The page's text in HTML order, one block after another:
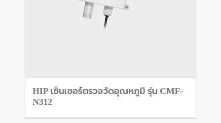
HIP เซ็นเซอร์ตรวจวัดอุณหภูมิ รุ่น CMF-
N312